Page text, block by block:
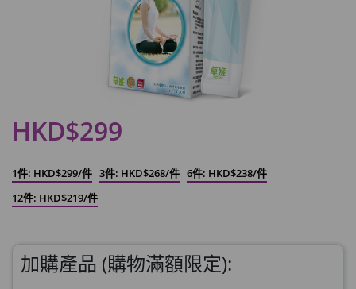
HKD$299
1件: HKD$299/件 3件: HKD$268/件 6件: HKD$238/件
12件: HKD$219/件
加購產品 (購物滿額限定):